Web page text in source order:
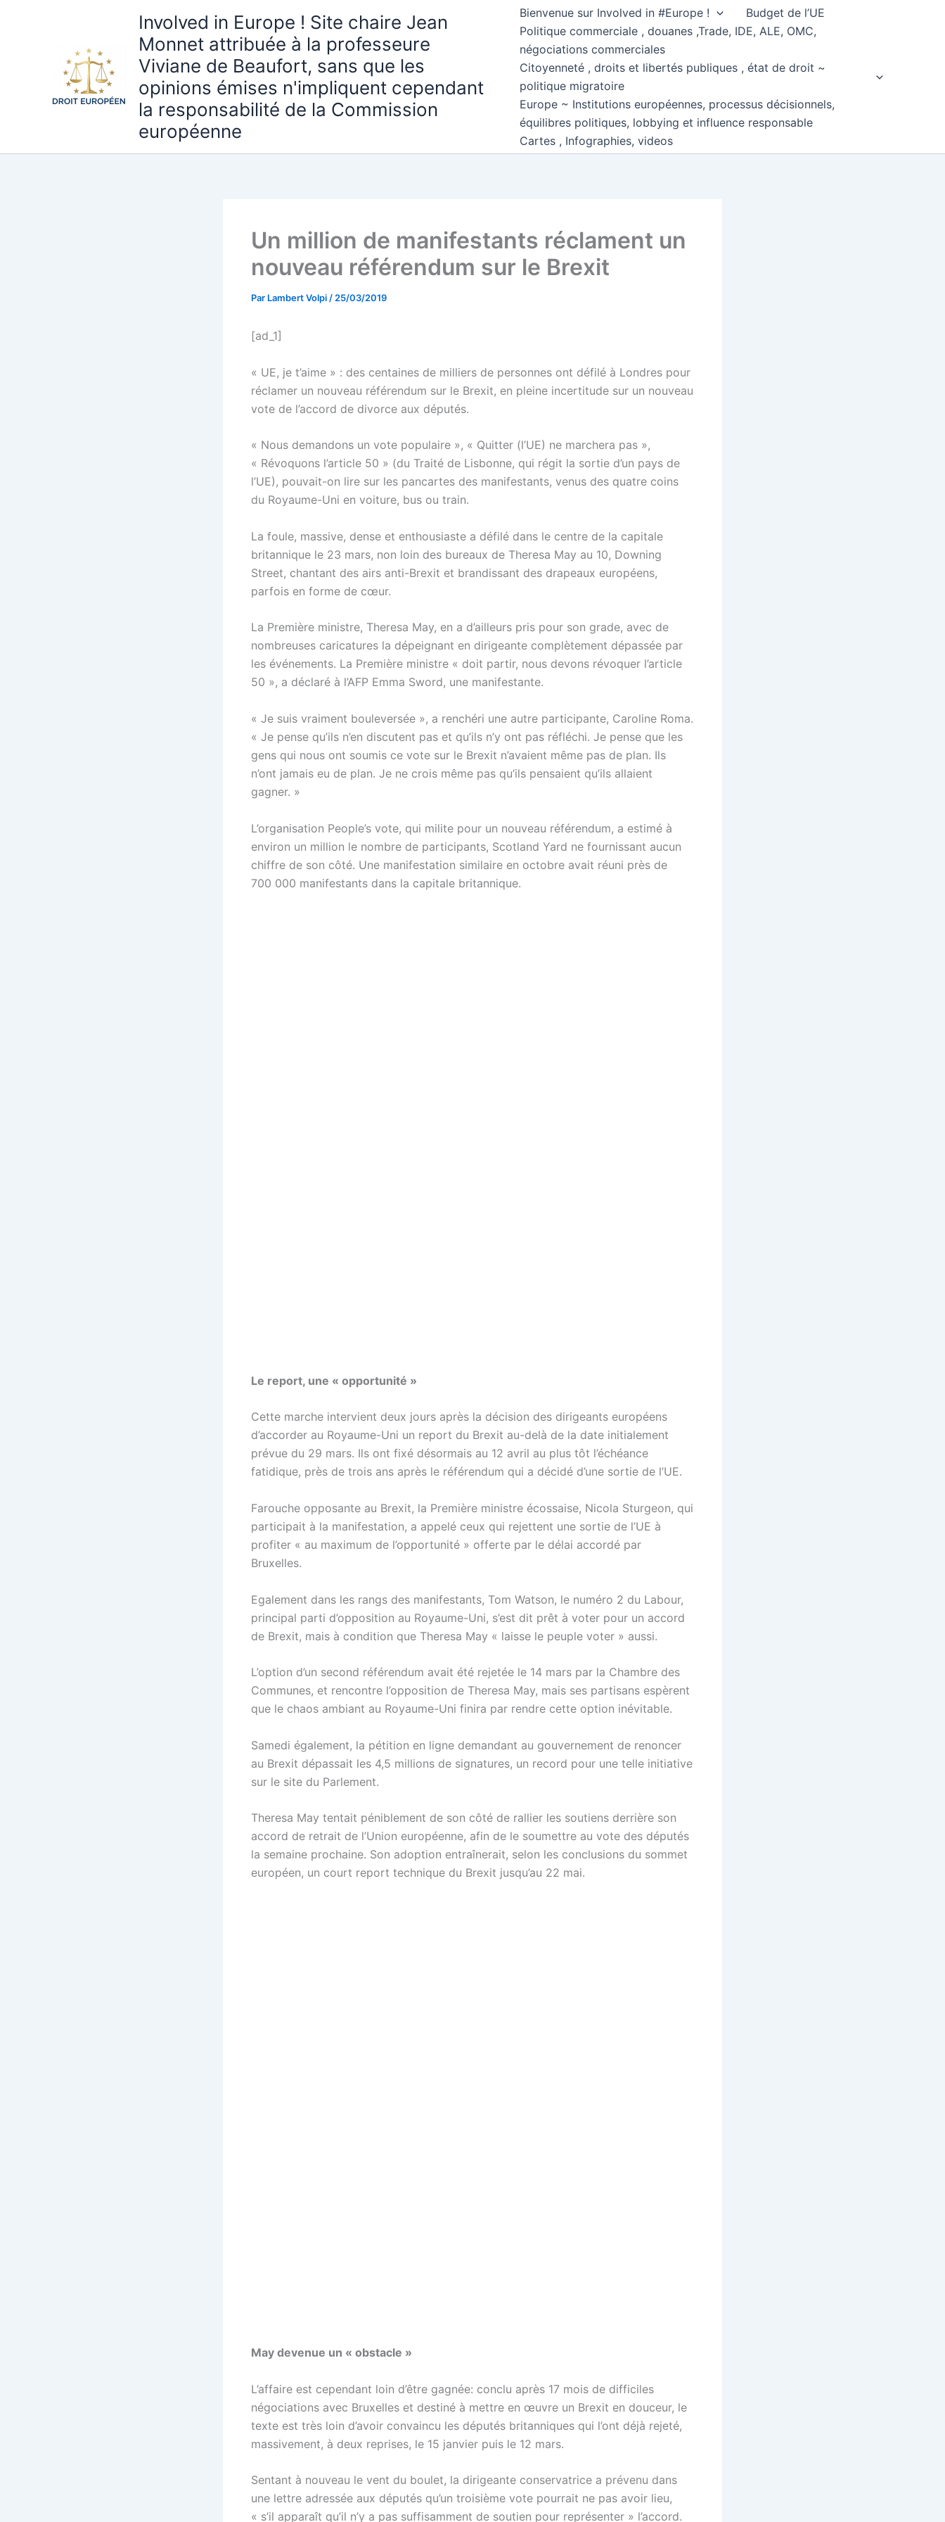
Involved in Europe ! Site chaire Jean
Monnet attribuée à la professeure
Viviane de Beaufort, sans que les
opinions émises n'impliquent cependant
la responsabilité de la Commission
européenne
Bienvenue sur Involved in #Europe !
Budget de l’UE
Politique commerciale , douanes ,Trade, IDE, ALE, OMC,
négociations commerciales
Citoyenneté , droits et libertés publiques , état de droit ~
politique migratoire
Europe ~ Institutions européennes, processus décisionnels,
équilibres politiques, lobbying et influence responsable
Cartes , Infographies, videos
Un million de manifestants réclament un
nouveau référendum sur le Brexit
Par Lambert Volpi / 25/03/2019
[ad_1]
« UE, je t’aime » : des centaines de milliers de personnes ont défilé à Londres pour
réclamer un nouveau référendum sur le Brexit, en pleine incertitude sur un nouveau
vote de l’accord de divorce aux députés.
« Nous demandons un vote populaire », « Quitter (l’UE) ne marchera pas »,
« Révoquons l’article 50 » (du Traité de Lisbonne, qui régit la sortie d’un pays de
l’UE), pouvait-on lire sur les pancartes des manifestants, venus des quatre coins
du Royaume-Uni en voiture, bus ou train.
La foule, massive, dense et enthousiaste a défilé dans le centre de la capitale
britannique le 23 mars, non loin des bureaux de Theresa May au 10, Downing
Street, chantant des airs anti-Brexit et brandissant des drapeaux européens,
parfois en forme de cœur.
La Première ministre, Theresa May, en a d’ailleurs pris pour son grade, avec de
nombreuses caricatures la dépeignant en dirigeante complètement dépassée par
les événements. La Première ministre « doit partir, nous devons révoquer l’article
50 », a déclaré à l’AFP Emma Sword, une manifestante.
« Je suis vraiment bouleversée », a renchéri une autre participante, Caroline Roma.
« Je pense qu’ils n’en discutent pas et qu’ils n’y ont pas réfléchi. Je pense que les
gens qui nous ont soumis ce vote sur le Brexit n’avaient même pas de plan. Ils
n’ont jamais eu de plan. Je ne crois même pas qu’ils pensaient qu’ils allaient
gagner. »
L’organisation People’s vote, qui milite pour un nouveau référendum, a estimé à
environ un million le nombre de participants, Scotland Yard ne fournissant aucun
chiffre de son côté. Une manifestation similaire en octobre avait réuni près de
700 000 manifestants dans la capitale britannique.
Le report, une « opportunité »
Cette marche intervient deux jours après la décision des dirigeants européens
d’accorder au Royaume-Uni un report du Brexit au-delà de la date initialement
prévue du 29 mars. Ils ont fixé désormais au 12 avril au plus tôt l’échéance
fatidique, près de trois ans après le référendum qui a décidé d’une sortie de l’UE.
Farouche opposante au Brexit, la Première ministre écossaise, Nicola Sturgeon, qui
participait à la manifestation, a appelé ceux qui rejettent une sortie de l’UE à
profiter « au maximum de l’opportunité » offerte par le délai accordé par
Bruxelles.
Egalement dans les rangs des manifestants, Tom Watson, le numéro 2 du Labour,
principal parti d’opposition au Royaume-Uni, s’est dit prêt à voter pour un accord
de Brexit, mais à condition que Theresa May « laisse le peuple voter » aussi.
L’option d’un second référendum avait été rejetée le 14 mars par la Chambre des
Communes, et rencontre l’opposition de Theresa May, mais ses partisans espèrent
que le chaos ambiant au Royaume-Uni finira par rendre cette option inévitable.
Samedi également, la pétition en ligne demandant au gouvernement de renoncer
au Brexit dépassait les 4,5 millions de signatures, un record pour une telle initiative
sur le site du Parlement.
Theresa May tentait péniblement de son côté de rallier les soutiens derrière son
accord de retrait de l’Union européenne, afin de le soumettre au vote des députés
la semaine prochaine. Son adoption entraînerait, selon les conclusions du sommet
européen, un court report technique du Brexit jusqu’au 22 mai.
May devenue un « obstacle »
L’affaire est cependant loin d’être gagnée: conclu après 17 mois de difficiles
négociations avec Bruxelles et destiné à mettre en œuvre un Brexit en douceur, le
texte est très loin d’avoir convaincu les députés britanniques qui l’ont déjà rejeté,
massivement, à deux reprises, le 15 janvier puis le 12 mars.
Sentant à nouveau le vent du boulet, la dirigeante conservatrice a prévenu dans
une lettre adressée aux députés qu’un troisième vote pourrait ne pas avoir lieu,
« s’il apparaît qu’il n’y a pas suffisamment de soutien pour représenter » l’accord.